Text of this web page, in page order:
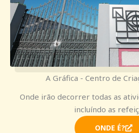
A Gráfica - Centro de
Onde irão decorrer todas as
incluíndo as
ONDE É?